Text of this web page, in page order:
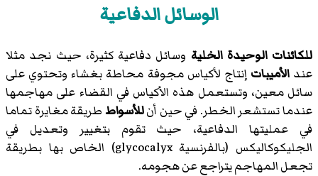
الوسائل الدفاعية
للكائنات الوحيدة الخلية وسائل دفاعية كثيرة، حيث نجد مثلا
عندالأميبات إنتاج لأكياس مجوفة محاطة بغشاء وتحتوي على
سائل معين، وتستعمل هذه الأكياس في القضاء على مهاجمها
عندما تستشعر الخطر. في حين أنللأسواط طريقة مغايرة تماما
في عمليتها الدفاعية، حيث تقوم بتغيير وتعديل في
الجليكوكاليكس (بالفرنسية glycocalyx) الخاص بها بطريقة
تجعل المهاجم يتراجع عن هجومه.